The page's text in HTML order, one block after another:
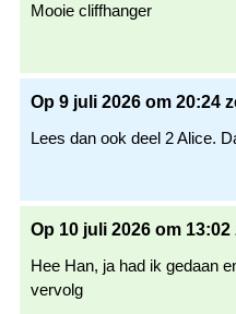
Mooie cliffhanger
Op 9 juli 2026 om 20:24
Lees dan ook deel 2 Alice.
Op 10 juli 2026 om 13:02
Hee Han, ja had ik gedaan
vervolg